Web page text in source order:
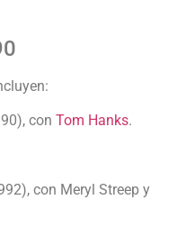
con Tom Hanks.
con Meryl Streep y